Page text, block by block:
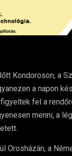
Kondoroson, a
a napon
fel a
menni, a
Orosházán, a